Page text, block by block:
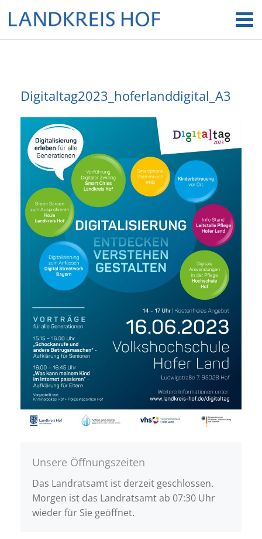
Digitaltag2023_hoferlanddigital_A3
Unsere Öffnungszeiten
Das Landratsamt ist derzeit geschlossen.
Morgen ist das Landratsamt ab 07:30 Uhr
wieder für Sie geöffnet.